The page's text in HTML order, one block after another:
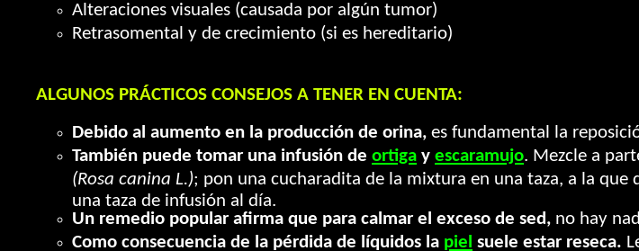
Alteraciones visuales (causada por algún tumor)
Retrasomental y de crecimiento (si es hereditario)
ALGUNOS PRÁCTICOS CONSEJOS A TENER EN CUENTA:
Debido al aumento en la producción de orina, es fundamental la
También puede tomar una infusión de ortiga y escaramujo. Mezcle a
(Rosa canina L.); pon una cucharadita de la mixtura en una taza, a la
una taza de infusión al día.
Un remedio popular afirma que para calmar el exceso de sed, no hay
Como consecuencia de la pérdida de líquidos la piel suele estar reseca.